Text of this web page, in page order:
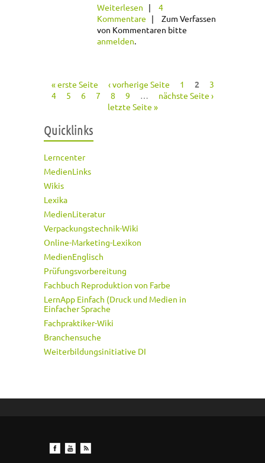
Weiterlesen über Bilder in HTML
4
Kommentare
Zum Verfassen
von Kommentaren bitte
anmelden
Seiten
« erste Seite ‹ vorherige Seite 1 2
3
4
5 6 7 8 9
nächste Seite ›
letzte Seite »
Quicklinks
Lerncenter
MedienLinks
Wikis
Lexika
MedienLiteratur
Verpackungstechnik-Wiki
Online-Marketing-Lexikon
MedienEnglisch
Prüfungsvorbereitung
Fachbuch Reproduktion von Farbe
LernApp Einfach (Druck und Medien in
Einfacher Sprache
Fachpraktiker-Wiki
Branchensuche
Weiterbildungsinitiative DI